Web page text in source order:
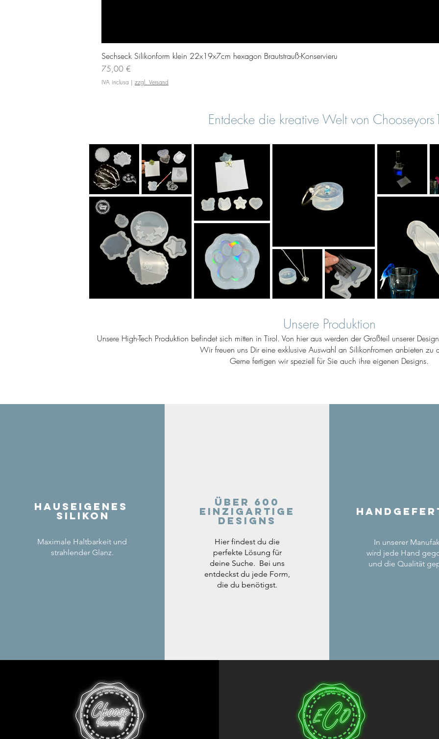
Vista rapida
Sechseck Silikonform klein 22x19x7cm hexagon Brautstrauß-Konservieru
Prezzo
75,00 €
IVA inclusa | zzgl. Versand
Entdecke die kreative Welt von
Unsere Produktion
Unsere High-Tech Produktion befindet sich mitten in Tirol. Von hier aus werden der Großteil unserer
Wir freuen uns Dir eine exklusive Auswahl an Silikonfromen anbieten zu
Gerne fertigen wir speziell für Sie auch ihre eigenen Designs.
Hauseigenes
Silikon
Maximale Haltbarkeit und
strahlender Glanz.
Über 600
einzigartige
Designs
Hier findest du die
perfekte Lösung für
deine Suche. Bei uns
entdeckst du jede Form,
die du benötigst.
In unserer
wird jede Hand
und die Qualität